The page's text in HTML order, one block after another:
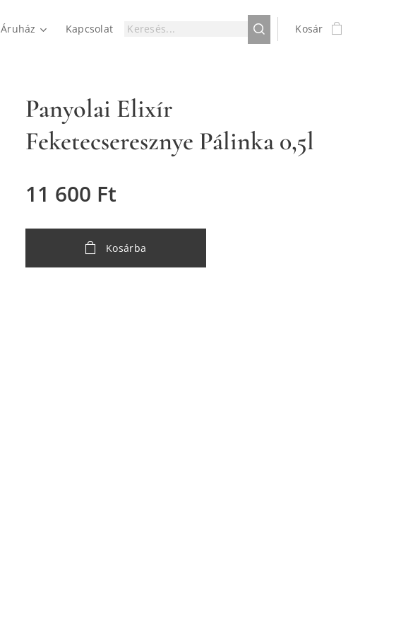
Áruház Kapcsolat Kosár
Panyolai Elixír
Feketecseresznye Pálinka 0,5l
11 600 Ft
Kosárba